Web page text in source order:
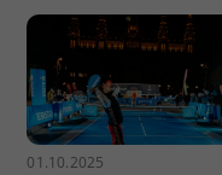
01.10.2025